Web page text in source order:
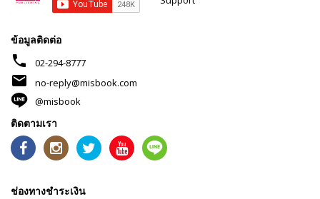
ข้อมูลติดต่อ
phone 02-294-8777
mail
no-reply@misbook.com
@misbook
ติดตามเรา
ช่องทางชำระเงิน